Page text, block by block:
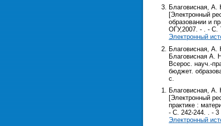
Благовисная, А.
[Электронный
образовании и
ОГУ,2007. - . - С.
Электронный
Благовисная, А.
Благовисная А.
Всерос. науч.-
бюджет.
с.
Благовисная, А.
[Электронный
практике :
- С. 242-244. . - 3
Электронный